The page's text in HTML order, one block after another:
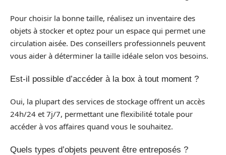
Pour choisir la bonne taille, réalisez un inventaire des
objets à stocker et optez pour un espace qui permet une
circulation aisée. Des conseillers professionnels peuvent
vous aider à déterminer la taille idéale selon vos besoins.
Est-il possible d’accéder à la box à tout moment ?
Oui, la plupart des services de stockage offrent un accès
24h/24 et 7j/7, permettant une flexibilité totale pour
accéder à vos affaires quand vous le souhaitez.
Quels types d’objets peuvent être entreposés ?